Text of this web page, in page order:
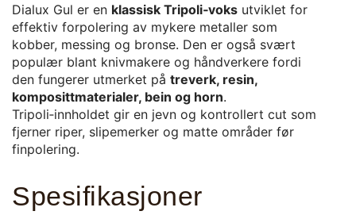
Dialux Gul er en klassisk Tripoli‑voks utviklet for
effektiv forpolering av mykere metaller som
kobber, messing og bronse. Den er også svært
populær blant knivmakere og håndverkere fordi
den fungerer utmerket på treverk, resin,
komposittmaterialer, bein og horn.
Tripoli‑innholdet gir en jevn og kontrollert cut som
fjerner riper, slipemerker og matte områder før
finpolering.
Spesifikasjoner